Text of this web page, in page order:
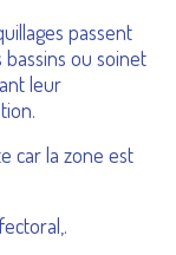
passent
ou soinet
leur
car la zone est